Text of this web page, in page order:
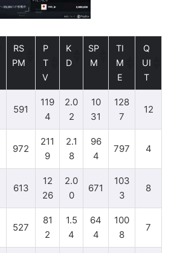
RS
PM
P
T
V
K
D
SP
M
TI
M
E
Q
UI
T
591
119
4
2.0
2
10
31
128
7
12
972
211
9
2.1
8
96
4
797 4
613
12
26
2.0
0
671
103
3
8
527
81
2
1.5
4
64
4
100
8
7